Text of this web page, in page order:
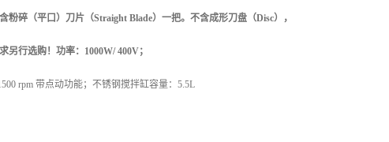
粉碎（平口）刀片（Straight Blade）一把。不含成形刀盘（Disc），
另行选购！功率：1000W/ 400V；
rpm 带点动功能；不锈钢搅拌缸容量：5.5L